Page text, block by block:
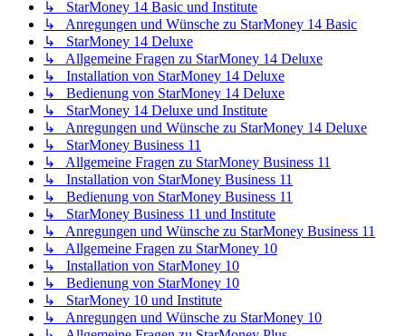
↳ StarMoney 14 Basic und Institute
↳ Anregungen und Wünsche zu StarMoney 14 Basic
↳ StarMoney 14 Deluxe
↳ Allgemeine Fragen zu StarMoney 14 Deluxe
↳ Installation von StarMoney 14 Deluxe
↳ Bedienung von StarMoney 14 Deluxe
↳ StarMoney 14 Deluxe und Institute
↳ Anregungen und Wünsche zu StarMoney 14 Deluxe
↳ StarMoney Business 11
↳ Allgemeine Fragen zu StarMoney Business 11
↳ Installation von StarMoney Business 11
↳ Bedienung von StarMoney Business 11
↳ StarMoney Business 11 und Institute
↳ Anregungen und Wünsche zu StarMoney Business 11
↳ Allgemeine Fragen zu StarMoney 10
↳ Installation von StarMoney 10
↳ Bedienung von StarMoney 10
↳ StarMoney 10 und Institute
↳ Anregungen und Wünsche zu StarMoney 10